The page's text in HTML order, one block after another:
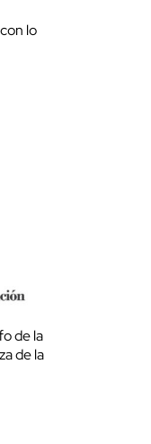
lo
de la
de la